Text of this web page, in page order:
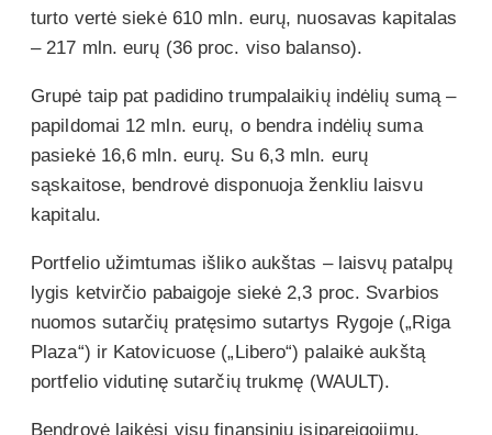
turto vertė siekė 610 mln. eurų, nuosavas kapitalas
– 217 mln. eurų (36 proc. viso balanso).
Grupė taip pat padidino trumpalaikių indėlių sumą –
papildomai 12 mln. eurų, o bendra indėlių suma
pasiekė 16,6 mln. eurų. Su 6,3 mln. eurų
sąskaitose, bendrovė disponuoja ženkliu laisvu
kapitalu.
Portfelio užimtumas išliko aukštas – laisvų patalpų
lygis ketvirčio pabaigoje siekė 2,3 proc. Svarbios
nuomos sutarčių pratęsimo sutartys Rygoje („Riga
Plaza“) ir Katovicuose („Libero“) palaikė aukštą
portfelio vidutinę sutarčių trukmę (WAULT).
Bendrovė laikėsi visų finansinių įsipareigojimų,